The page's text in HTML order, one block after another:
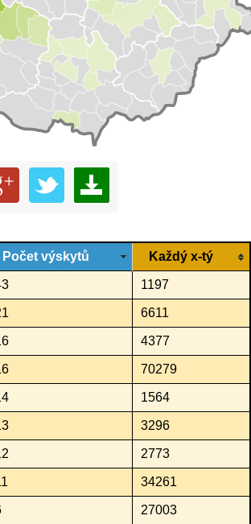
Počet výskytů Každý x-tý
1197
6611
4377
70279
1564
3296
2773
34261
27003